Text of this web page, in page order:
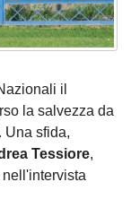
il
la salvezza da
. Una sfida,
Tessiore,